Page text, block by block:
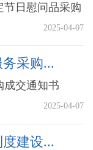
节日慰问品采购
2025-04-07
采购...
成交通知书
2025-04-07
建设...